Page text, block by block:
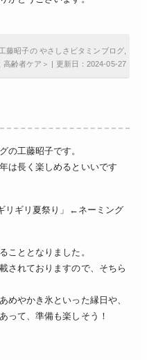
昭子の やさしさビタミンブログ,
高齢者ケア ＞ | 更新日：2024-05-27
の工藤昭子です。
は長く楽しめるといいです
リギリ夏祭り」←ネーミング
こととなりました。
されておりますので、そちら
めやかき氷といった縁日や、
って、準備も楽しそう！